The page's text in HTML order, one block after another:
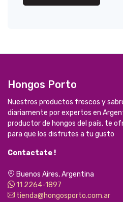
Hongos Porto
Nuestros productos frescos y
diariamente por expertos en
productor de hongos del país, te
para que los disfrutes a tu gusto
Contactate !
Buenos Aires, Argentina
11 2264-1897
tienda@hongosporto.com.ar